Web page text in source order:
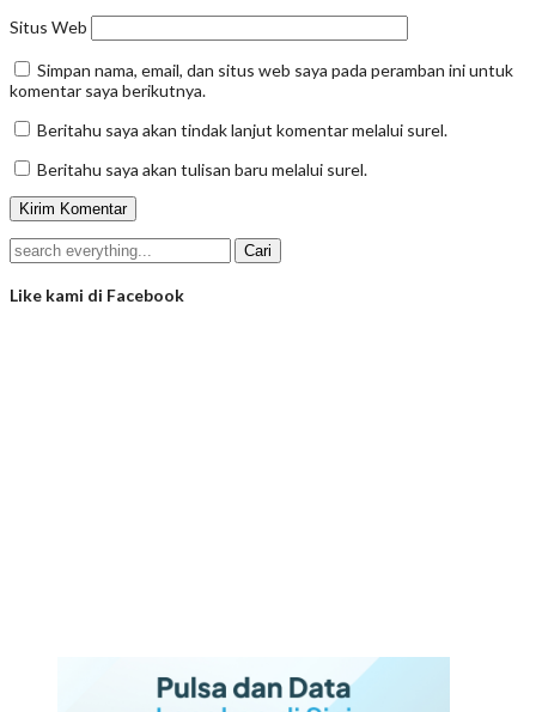
Situs Web
Simpan nama, email, dan situs web saya pada peramban ini untuk
komentar saya berikutnya.
Beritahu saya akan tindak lanjut komentar melalui surel.
Beritahu saya akan tulisan baru melalui surel.
Like kami di Facebook